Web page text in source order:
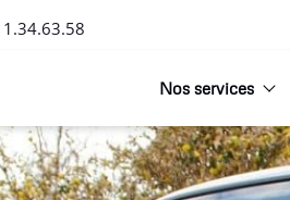
Nos services